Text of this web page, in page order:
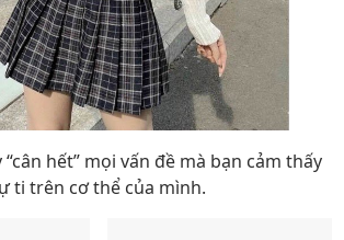
“cân hết” mọi vấn đề mà bạn cảm thấy
ti trên cơ thể của mình.